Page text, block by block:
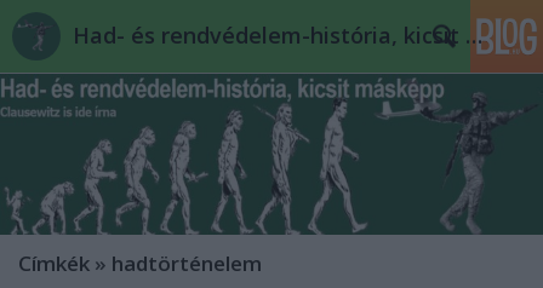
Had- és rendvédelem-história, kicsit másképp
Címkék » hadtörténelem